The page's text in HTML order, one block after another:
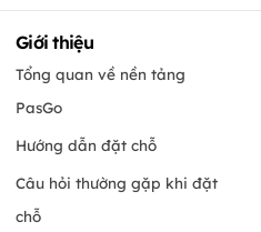
Giới thiệu
Tổng quan về nền tảng
PasGo
Hướng dẫn đặt chỗ
Câu hỏi thường gặp khi đặt
chỗ